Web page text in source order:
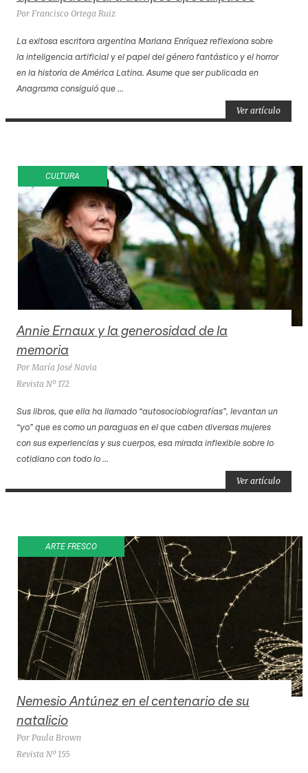
Por Francisco Ortega Ruiz
La exitosa escritora argentina Mariana Enríquez reflexiona sobre
la inteligencia artificial y el papel del género fantástico y el horror
en la historia de América Latina. Asume que ser publicada en
Anagrama consiguió que ...
Ver artículo
CULTURA
Annie Ernaux y la generosidad de la
memoria
Por María José Navia
Revista Nº 172
Sus libros, que ella ha llamado “autosociobiografías”, levantan un
“yo” que es como un paraguas en el que caben diversas mujeres
con sus experiencias y sus cuerpos, esa mirada inflexible sobre lo
cotidiano con todo lo ...
Ver artículo
ARTE FRESCO
Nemesio Antúnez en el centenario de su
natalicio
Por Paula Brown
Revista Nº 155